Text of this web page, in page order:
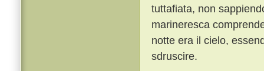
tuttafiata, non
marineresca
notte era il cielo,
sdruscire.